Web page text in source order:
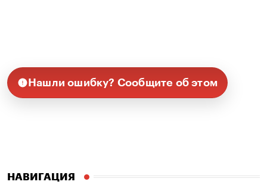
Нашли ошибку? Сообщите об этом
НАВИГАЦИЯ